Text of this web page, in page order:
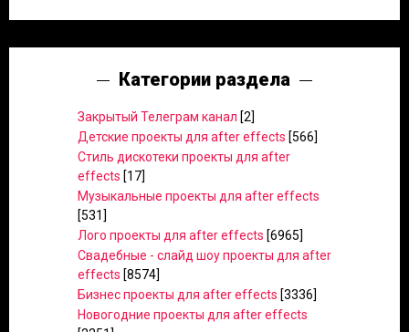
Категории раздела
Закрытый Телеграм канал [2]
Детские проекты для after effects [566]
Стиль дискотеки проекты для after
effects [17]
Музыкальные проекты для after effects
[531]
Лого проекты для after effects [6965]
Свадебные - слайд шоу проекты для after
effects [8574]
Бизнес проекты для after effects [3336]
Новогодние проекты для after effects